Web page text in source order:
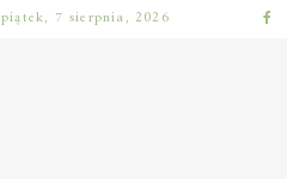
WŁOSY – PIELĘGNACJA I RUTYNA
piątek, 7 sierpnia, 2026